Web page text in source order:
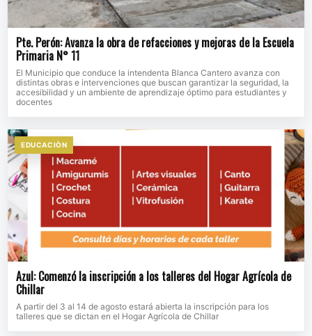
Pte. Perón: Avanza la obra de refacciones y mejoras de la Escuela
Primaria N° 11
El Municipio que conduce la intendenta Blanca Cantero avanza con
distintas obras e intervenciones que buscan garantizar la seguridad, la
accesibilidad y un ambiente de aprendizaje óptimo para estudiantes y
docentes
EDUCACIÒN
Azul: Comenzó la inscripción a los talleres del Hogar Agrícola de
Chillar
A partir del 3 al 14 de agosto estará abierta la inscripción para los
talleres que se dictan en el Hogar Agrícola de Chillar